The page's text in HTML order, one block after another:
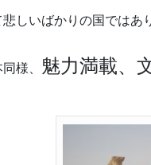
しいばかりの国ではあ
様、 魅力満載、